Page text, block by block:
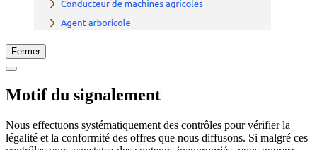
Fermer
Motif du signalement
Nous effectuons systématiquement des contrôles pour vérifier la
légalité et la conformité des offres que nous diffusons. Si malgré ces